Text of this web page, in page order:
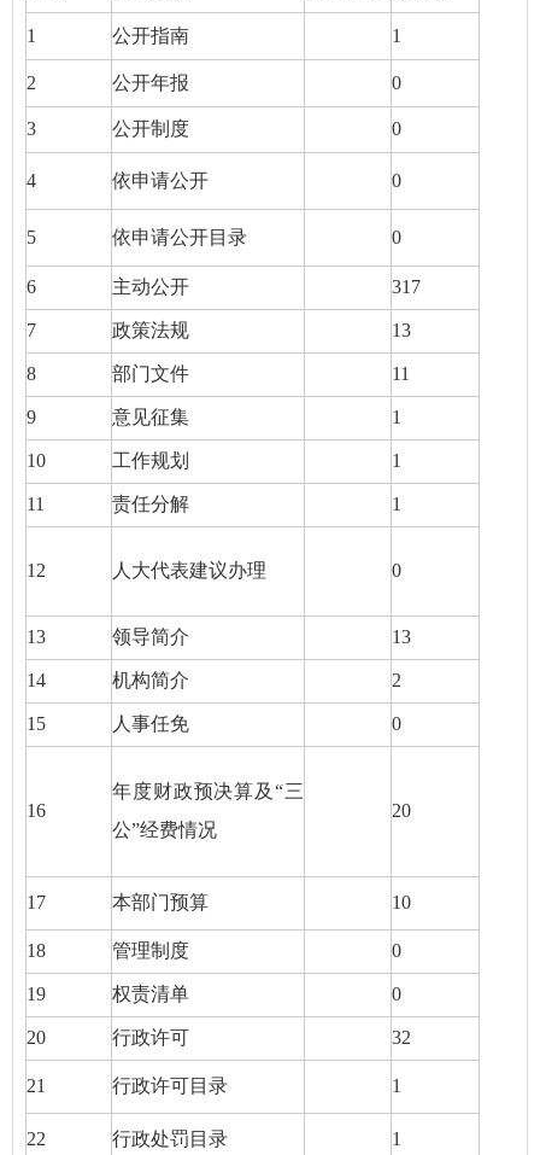
1 公开指南 1
2 公开年报 0
3 公开制度 0
4 依申请公开 0
5 依申请公开目录 0
6 主动公开 317
7 政策法规 13
8 部门文件 11
9 意见征集 1
10 工作规划 1
11 责任分解 1
12 人大代表建议办理 0
13 领导简介 13
14 机构简介 2
15 人事任免 0
16
年度财政预决算及“三
公”经费情况
20
17 本部门预算 10
18 管理制度 0
19 权责清单 0
20 行政许可 32
21 行政许可目录 1
22 行政处罚目录 1